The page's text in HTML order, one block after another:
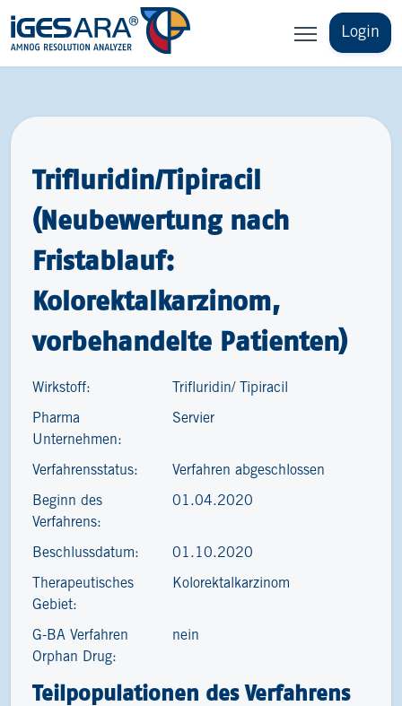
Login
Trifluridin/Tipiracil
(Neubewertung nach
Fristablauf:
Kolorektalkarzinom,
vorbehandelte Patienten)
Wirkstoff: Trifluridin/ Tipiracil
Pharma
Unternehmen:
Servier
Verfahrensstatus: Verfahren abgeschlossen
Beginn des
Verfahrens:
01.04.2020
Beschlussdatum: 01.10.2020
Therapeutisches
Gebiet:
Kolorektalkarzinom
G-BA Verfahren
Orphan Drug:
nein
Teilpopulationen des Verfahrens